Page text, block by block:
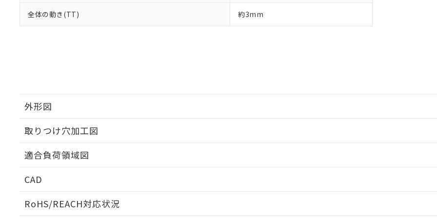
全体の動き(TT) 約3mm
外形図
取りつけ穴加工図
適合負荷領域図
CAD
RoHS/REACH対応状況